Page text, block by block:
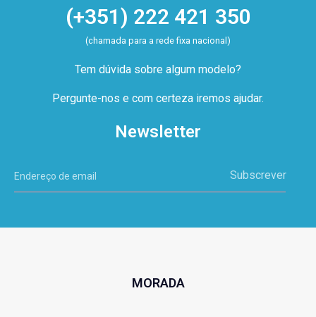
(+351) 222 421 350
(chamada para a rede fixa nacional)
Tem dúvida sobre algum modelo?
Pergunte-nos e com certeza iremos ajudar.
Newsletter
Subscrever
MORADA